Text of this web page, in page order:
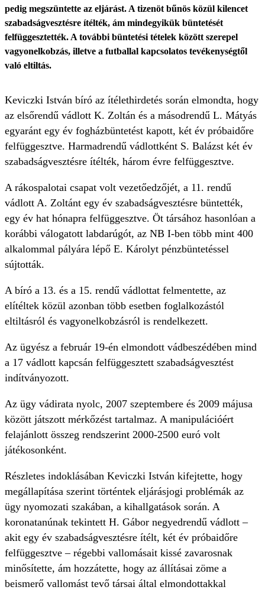
pedig megszüntette az eljárást. A tizenöt bűnös közül kilencet
szabadságvesztésre ítélték, ám mindegyikük büntetését
felfüggesztették. A további büntetési tételek között szerepel
vagyonelkobzás, illetve a futballal kapcsolatos tevékenységtől
való eltiltás.
Keviczki István bíró az ítélethirdetés során elmondta, hogy
az elsőrendű vádlott K. Zoltán és a másodrendű L. Mátyás
egyaránt egy év fogházbüntetést kapott, két év próbaidőre
felfüggesztve. Harmadrendű vádlottként S. Balázst két év
szabadságvesztésre ítélték, három évre felfüggesztve.
A rákospalotai csapat volt vezetőedzőjét, a 11. rendű
vádlott A. Zoltánt egy év szabadságvesztésre büntették,
egy év hat hónapra felfüggesztve. Öt társához hasonlóan a
korábbi válogatott labdarúgót, az NB I-ben több mint 400
alkalommal pályára lépő E. Károlyt pénzbüntetéssel
sújtották.
A bíró a 13. és a 15. rendű vádlottat felmentette, az
elítéltek közül azonban több esetben foglalkozástól
eltiltásról és vagyonelkobzásról is rendelkezett.
Az ügyész a február 19-én elmondott vádbeszédében mind
a 17 vádlott kapcsán felfüggesztett szabadságvesztést
indítványozott.
Az ügy vádirata nyolc, 2007 szeptembere és 2009 májusa
között játszott mérkőzést tartalmaz. A manipulációért
felajánlott összeg rendszerint 2000-2500 euró volt
játékosonként.
Részletes indoklásában Keviczki István kifejtette, hogy
megállapítása szerint történtek eljárásjogi problémák az
ügy nyomozati szakában, a kihallgatások során. A
koronatanúnak tekintett H. Gábor negyedrendű vádlott –
akit egy év szabadságvesztésre ítélt, két év próbaidőre
felfüggesztve – régebbi vallomásait kissé zavarosnak
minősítette, ám hozzátette, hogy az állításai zöme a
beismerő vallomást tevő társai által elmondottakkal